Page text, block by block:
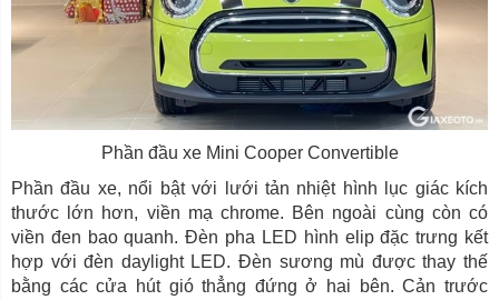
Phần đầu xe Mini Cooper Convertible
Phần đầu xe, nổi bật với lưới tản nhiệt hình lục giác kích
thước lớn hơn, viền mạ chrome. Bên ngoài cùng còn có
viền đen bao quanh. Đèn pha LED hình elip đặc trưng kết
hợp với đèn daylight LED. Đèn sương mù được thay thế
bằng các cửa hút gió thẳng đứng ở hai bên. Cản trước